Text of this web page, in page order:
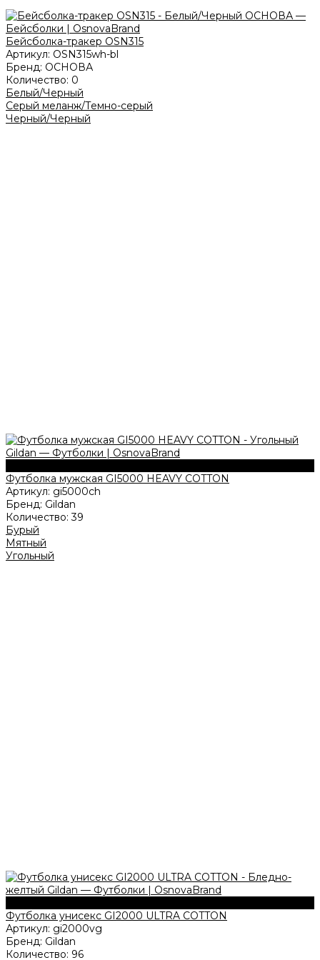
Бейсболка-тракер OSN315
Артикул: OSN315wh-bl
Бренд: ОСНОВА
Количество: 0
Белый/Черный
Серый меланж/Темно-серый
Черный/Черный
Футболка мужская GI5000 HEAVY COTTON
Артикул: gi5000ch
Бренд: Gildan
Количество:39
Бурый
Мятный
Угольный
Футболка унисекс GI2000 ULTRA COTTON
Артикул: gi2000vg
Бренд: Gildan
Количество: 96